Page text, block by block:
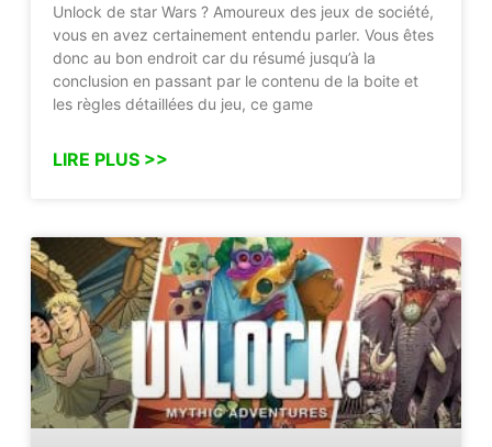
Unlock de star Wars ? Amoureux des jeux de société,
vous en avez certainement entendu parler. Vous êtes
donc au bon endroit car du résumé jusqu’à la
conclusion en passant par le contenu de la boite et
les règles détaillées du jeu, ce game
LIRE PLUS >>